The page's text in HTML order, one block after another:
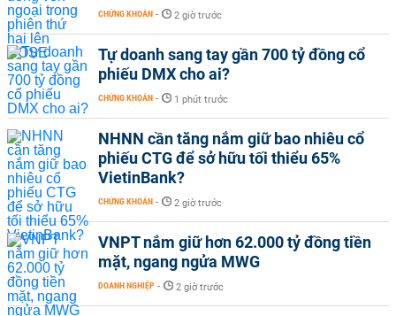
CHỨNG KHOÁN - 2 giờ trước
Tự doanh sang tay gần 700 tỷ đồng cổ
phiếu DMX cho ai?
CHỨNG KHOÁN - 1 phút trước
NHNN cần tăng nắm giữ bao nhiêu cổ
phiếu CTG để sở hữu tối thiểu 65%
VietinBank?
CHỨNG KHOÁN - 2 giờ trước
VNPT nắm giữ hơn 62.000 tỷ đồng tiền
mặt, ngang ngửa MWG
DOANH NGHIỆP - 2 giờ trước